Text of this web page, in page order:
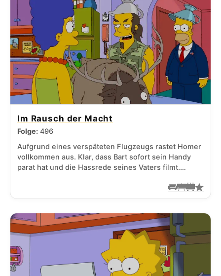
Im Rausch der Macht
Folge: 496
Aufgrund eines verspäteten Flugzeugs rastet Homer
vollkommen aus. Klar, dass Bart sofort sein Handy
parat hat und die Hassrede seines Vaters filmt.…